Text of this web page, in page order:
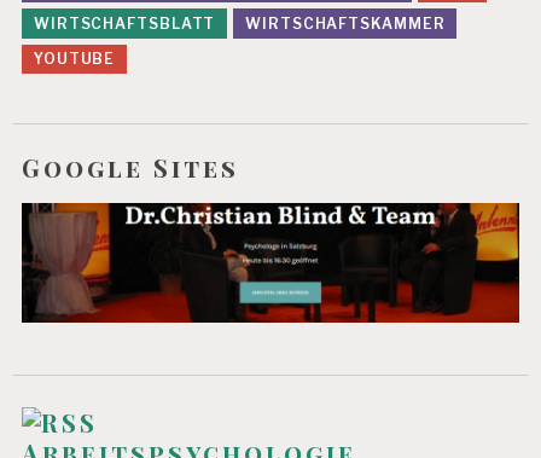
WIRTSCHAFTSBLATT
WIRTSCHAFTSKAMMER
YOUTUBE
Google Sites